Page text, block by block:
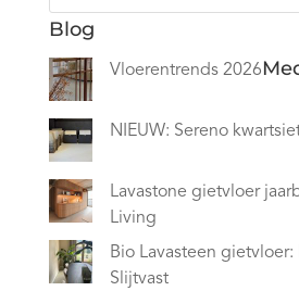
Blog
Vloerentrends 2026
NIEUW: Sereno
Lavastone gietvloer
Living
Bio Lavasteen gietvloer:
Slijtvast